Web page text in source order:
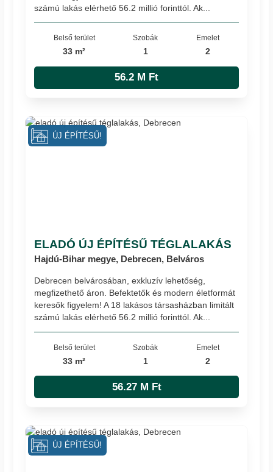
számú lakás elérhető 56.2 millió forinttól. Ak...
Belső terület
33 m²
Szobák
1
Emelet
2
56.2 M Ft
ELADÓ ÚJ ÉPÍTÉSŰ TÉGLALAKÁS
Hajdú-Bihar megye, Debrecen, Belváros
Debrecen belvárosában, exkluzív lehetőség,
megfizethető áron. Befektetők és modern életformát
keresők figyelem! A 18 lakásos társasházban limitált
számú lakás elérhető 56.2 millió forinttól. Ak...
Belső terület
33 m²
Szobák
1
Emelet
2
56.27 M Ft
ÚJ ÉPÍTÉSŰ!
ÚJ ÉPÍTÉSŰ!